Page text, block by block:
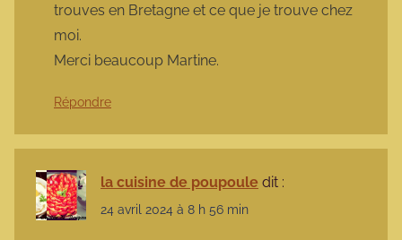
trouves en Bretagne et ce que je trouve chez
moi.
Merci beaucoup Martine.
Répondre
la cuisine de poupoule dit :
24 avril 2024 à 8 h 56 min